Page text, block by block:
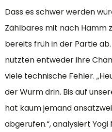
Dass es schwer werden
Zählbares mit nach Hamm
bereits früh in der Partie
nutzten entweder ihre
viele technische Fehler.
der Wurm drin. Bis auf
hat kaum jemand
abgerufen.“, analysiert